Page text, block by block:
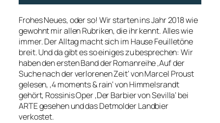
Frohes Neues, oder so! Wir starten ins Jahr 2018 wie
gewohnt mir allen Rubriken, die ihr kennt. Alles wie
immer. Der Alltag macht sich im Hause Feuilletöne
breit. Und da gibt es so einiges zu besprechen: Wir
haben den ersten Band der Romanreihe ‚Auf der
Suche nach der verlorenen Zeit‘ von Marcel Proust
gelesen, ‚4 moments & rain‘ von Himmelsrandt
gehört, Rossinis Oper ‚Der Barbier von Sevilla‘ bei
ARTE gesehen und das Detmolder Landbier
verkostet.